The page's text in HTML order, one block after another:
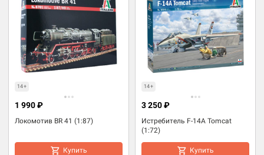
14+
Локомотив BR 41 (1:87)
1 990 ₽
Купить
14+
Истребитель F-14A Tomcat
(1:72)
3 250 ₽
Купить